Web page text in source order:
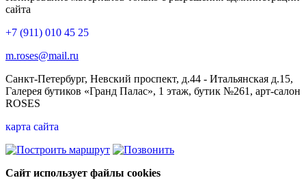
сайта
+7 (911) 010 45 25
m.roses@mail.ru
Санкт-Петербург, Невский проспект, д.44 - Итальянская д.15,
Галерея бутиков «Гранд Палас», 1 этаж, бутик №261, арт-салон
ROSES
карта сайта
Сайт использует файлы cookies